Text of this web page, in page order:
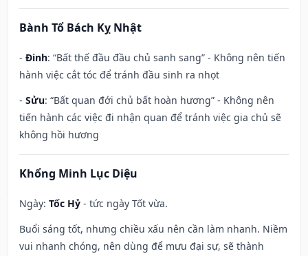
Bành Tổ Bách Kỵ Nhật
- Đinh: “Bất thế đầu đầu chủ sanh sang” - Không nên tiến
hành việc cắt tóc để tránh đầu sinh ra nhọt
- Sửu: “Bất quan đới chủ bất hoàn hương” - Không nên
tiến hành các việc đi nhận quan để tránh việc gia chủ sẽ
không hồi hương
Khổng Minh Lục Diệu
Ngày: Tốc Hỷ - tức ngày Tốt vừa.
Buổi sáng tốt, nhưng chiều xấu nên cần làm nhanh. Niềm
vui nhanh chóng, nên dùng để mưu đại sự, sẽ thành